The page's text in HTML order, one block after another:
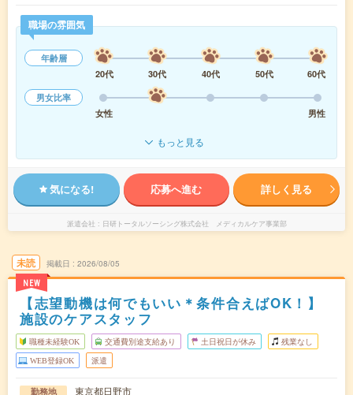
職場の雰囲気
年齢層
20代
30代 40代 50代
60代
男女比率
女性
男性
もっと見る
気になる! 応募へ進む 詳しく見る
派遣会社 日研トータルソーシング株式会社 メディカルケア事業部
未読
NEW
掲載日 2026/08/05
【志望動機は何でもいい＊条件合えばOK！】
施設のケアスタッフ
職種未経験OK 交通費別途支給あり 土日祝日が休み 残業なし
WEB登録OK 派遣
勤務地
東京都日野市